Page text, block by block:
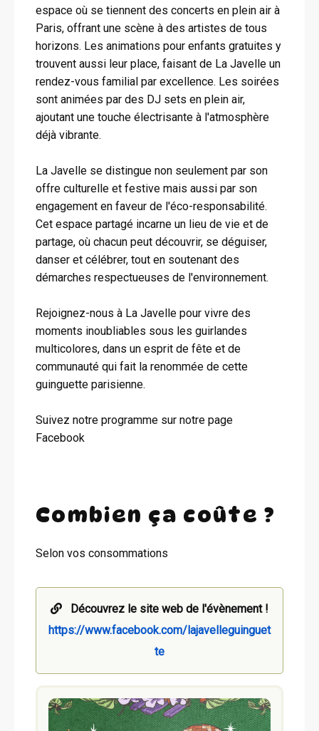
espace où se tiennent des concerts en plein air à
Paris, offrant une scène à des artistes de tous
horizons. Les animations pour enfants gratuites y
trouvent aussi leur place, faisant de La Javelle un
rendez-vous familial par excellence. Les soirées
sont animées par des DJ sets en plein air,
ajoutant une touche électrisante à l'atmosphère
déjà vibrante.
La Javelle se distingue non seulement par son
offre culturelle et festive mais aussi par son
engagement en faveur de l'éco-responsabilité.
Cet espace partagé incarne un lieu de vie et de
partage, où chacun peut découvrir, se déguiser,
danser et célébrer, tout en soutenant des
démarches respectueuses de l'environnement.
Rejoignez-nous à La Javelle pour vivre des
moments inoubliables sous les guirlandes
multicolores, dans un esprit de fête et de
communauté qui fait la renommée de cette
guinguette parisienne.
Suivez notre programme sur notre page
Facebook
Combien ça coûte ?
Selon vos consommations
Découvrez le site web de l'évènement !
https://www.facebook.com/lajavelleguinguet
te